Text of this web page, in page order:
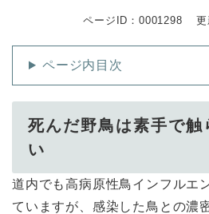
ページID：0001298
ページ内目次
死んだ野鳥は素手で触
い
道内でも高病原性鳥インフルエ
ていますが、感染した鳥との濃